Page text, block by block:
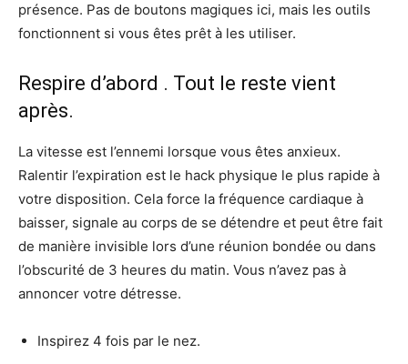
présence. Pas de boutons magiques ici, mais les outils
fonctionnent si vous êtes prêt à les utiliser.
Respire d’abord . Tout le reste vient
après.
La vitesse est l’ennemi lorsque vous êtes anxieux.
Ralentir l’expiration est le hack physique le plus rapide à
votre disposition. Cela force la fréquence cardiaque à
baisser, signale au corps de se détendre et peut être fait
de manière invisible lors d’une réunion bondée ou dans
l’obscurité de 3 heures du matin. Vous n’avez pas à
annoncer votre détresse.
Inspirez 4 fois par le nez.